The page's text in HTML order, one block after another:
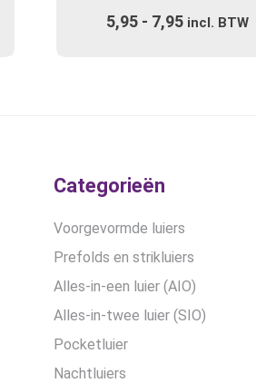
variaties.
5,95 - 7,95 incl. BTW
Categorieën
Voorgevormde luiers
Prefolds en strikluiers
Alles-in-een luier (AIO)
Alles-in-twee luier (SIO)
Pocketluier
Nachtluiers